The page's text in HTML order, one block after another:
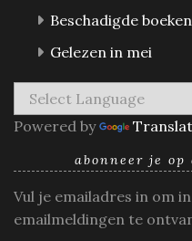
Beschadigde boeken
Gelezen in mei
Powered by
abonneer je
Vul je emailadres in om
emailmeldingen te